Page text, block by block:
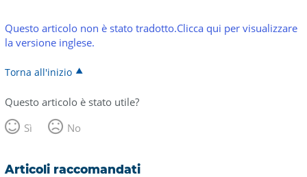
Questo articolo non è stato tradotto.Clicca qui per visualizzare
la versione inglese.
Torna all'inizio
Questo articolo è stato utile?
Sì
No
Articoli raccomandati